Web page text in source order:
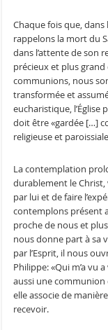
Chaque fois que, dans
rappelons la mort du
dans l’attente de son
précieux et plus grand
communions, nous
transformée et
eucharistique, l’Église
doit être «gardée […]
religieuse et
La contemplation
durablement le Christ,
par lui et de faire
contemplons présent
proche de nous et
nous donne part à sa
par l’Esprit, il nous
Philippe: «Qui m’a vu
aussi une communion
elle associe de
recevoir.